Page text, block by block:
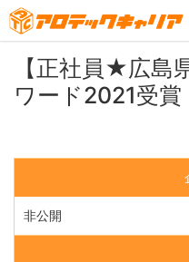
ホーム 求人検索 広島県
【正社員★広島
ワード2021受
非公開